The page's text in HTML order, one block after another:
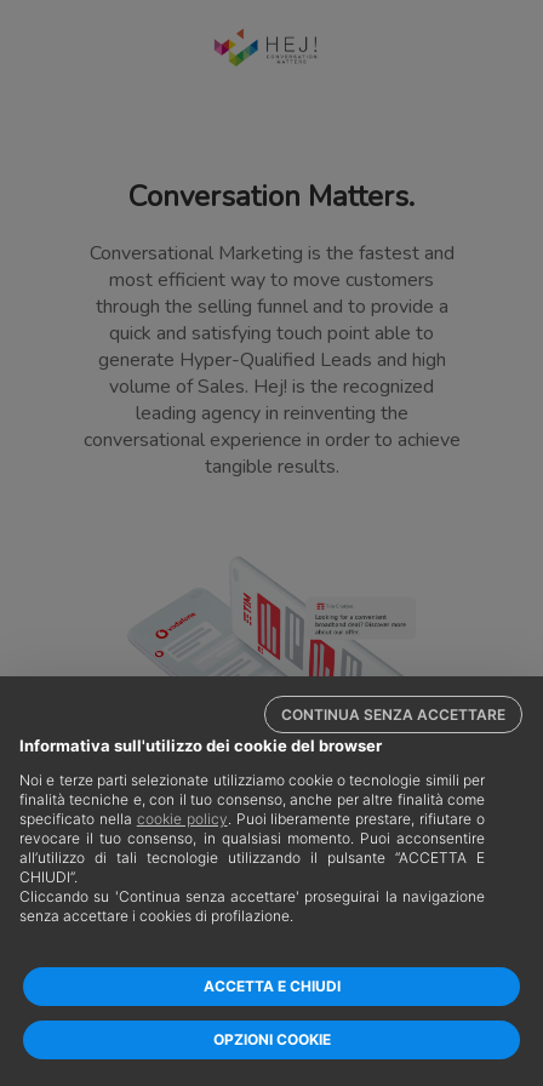
Conversation Matters.
Conversational Marketing is the fastest and
most efficient way to move customers
through the selling funnel and to provide a
quick and satisfying touch point able to
generate Hyper-Qualified Leads and high
volume of Sales. Hej! is the recognized
leading agency in reinventing the
conversational experience in order to achieve
tangible results.
Partner tecnico e media AdKaora - CF E P.IVA 08105480969
Via Gian Battista Vico, 42 CAP 20123, Milano(MI)
Cookie Policy -Personalizza tracciamento
CONTINUA SENZA ACCETTARE
Informativa sull'utilizzo dei cookie del browser
Noi e terze parti selezionate utilizziamo cookie o tecnologie simili per
finalità tecniche e, con il tuo consenso, anche per altre finalità come
specificato nella cookie policy. Puoi liberamente prestare, rifiutare o
revocare il tuo consenso, in qualsiasi momento. Puoi acconsentire
all’utilizzo di tali tecnologie utilizzando il pulsante “ACCETTA E
CHIUDI”.
Cliccando su 'Continua senza accettare' proseguirai la navigazione
senza accettare i cookies di profilazione.
OPZIONI COOKIE
ACCETTA E CHIUDI